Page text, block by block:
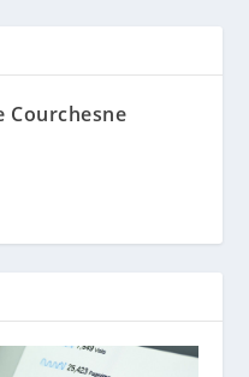
Courchesne